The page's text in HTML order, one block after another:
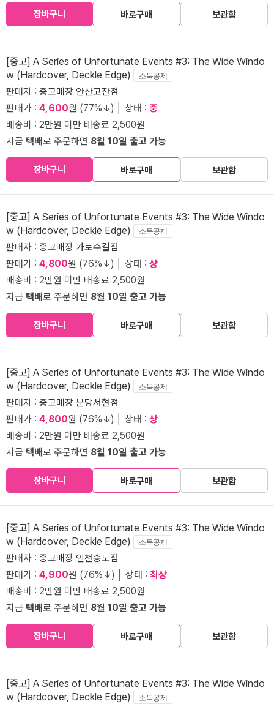
장바구니 바로구매 보관함
[중고] A Series of Unfortunate Events #3: The Wide Windo
w (Hardcover, Deckle Edge)
소득공제
판매자 : 중고매장 안산고잔점
판매가 : 4,600원 (77%↓) │ 상태 : 중
배송비 : 2만원 미만 배송료 2,500원
지금 택배로 주문하면 8월 10일 출고 가능
장바구니 바로구매 보관함
[중고] A Series of Unfortunate Events #3: The Wide Windo
w (Hardcover, Deckle Edge)
소득공제
판매자 : 중고매장 가로수길점
판매가 : 4,800원 (76%↓) │ 상태 : 상
배송비 : 2만원 미만 배송료 2,500원
지금 택배로 주문하면 8월 10일 출고 가능
장바구니 바로구매 보관함
[중고] A Series of Unfortunate Events #3: The Wide Windo
w (Hardcover, Deckle Edge)
소득공제
판매자 : 중고매장 분당서현점
판매가 : 4,800원 (76%↓) │ 상태 : 상
배송비 : 2만원 미만 배송료 2,500원
지금 택배로 주문하면 8월 10일 출고 가능
장바구니 바로구매 보관함
[중고] A Series of Unfortunate Events #3: The Wide Windo
w (Hardcover, Deckle Edge)
소득공제
판매자 : 중고매장 인천송도점
판매가 : 4,900원 (76%↓) │ 상태 : 최상
배송비 : 2만원 미만 배송료 2,500원
지금 택배로 주문하면 8월 10일 출고 가능
장바구니 바로구매 보관함
[중고] A Series of Unfortunate Events #3: The Wide Windo
w (Hardcover, Deckle Edge)
소득공제